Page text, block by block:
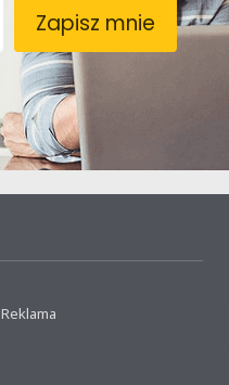
Zapisz mnie
Reklama